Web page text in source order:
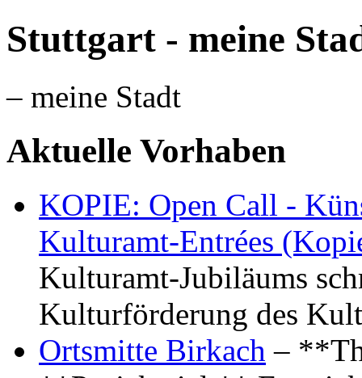
Stuttgart - meine
– meine Stadt
Aktuelle Vorhaben
KOPIE: Open Call -
Kulturamt-Entrées
Kulturamt-Jubiläums
Kulturförderung des
Ortsmitte Birkach –